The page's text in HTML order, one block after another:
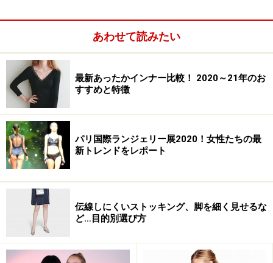
・ 愛する人に贈りたいランジェリー・パリプランタン・
※記事内容は執筆時点のものです。最新の内容をご確認くださ
い。
1/4 次のページへ
あわせて読みたい
最新あったかインナー比較！ 2020～21年のお
すすめと特徴
パリ国際ランジェリー展2020！女性たちの最
新トレンドをレポート
伝線しにくいストッキング、脚を細く見せるな
ど…目的別選び方